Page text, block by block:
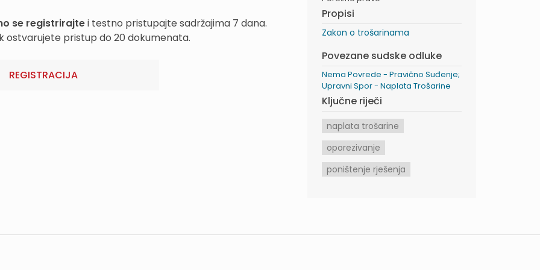
se registrirajtei testno pristupajte sadržajima 7 dana.
ostvarujete pristup do 20 dokumenata.
REGISTRACIJA
Propisi
Zakon o trošarinama
Povezane sudske odluke
Nema Povrede - Pravično Suđenje;
Upravni Spor - Naplata Trošarine
Ključne riječi
naplata trošarine
oporezivanje
poništenje rješenja